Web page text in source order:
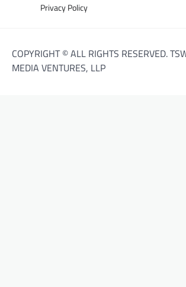
Privacy Policy
COPYRIGHT © ALL RIGHTS RESERVED.
MEDIA VENTURES, LLP